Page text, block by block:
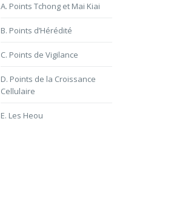
A. Points Tchong et Mai Kiai
B. Points d’Hérédité
C. Points de Vigilance
D. Points de la Croissance
Cellulaire
E. Les Heou